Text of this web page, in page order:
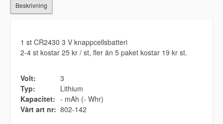
Beskrivning
1 st CR2430 3 V knappcellsbatteri
2-4 st kostar 25 kr / st, fler än 5 paket kostar 19 kr st.
Volt:
3
Typ:
Lithium
Kapacitet: - mAh (- Whr)
Vårt art nr: 802-142